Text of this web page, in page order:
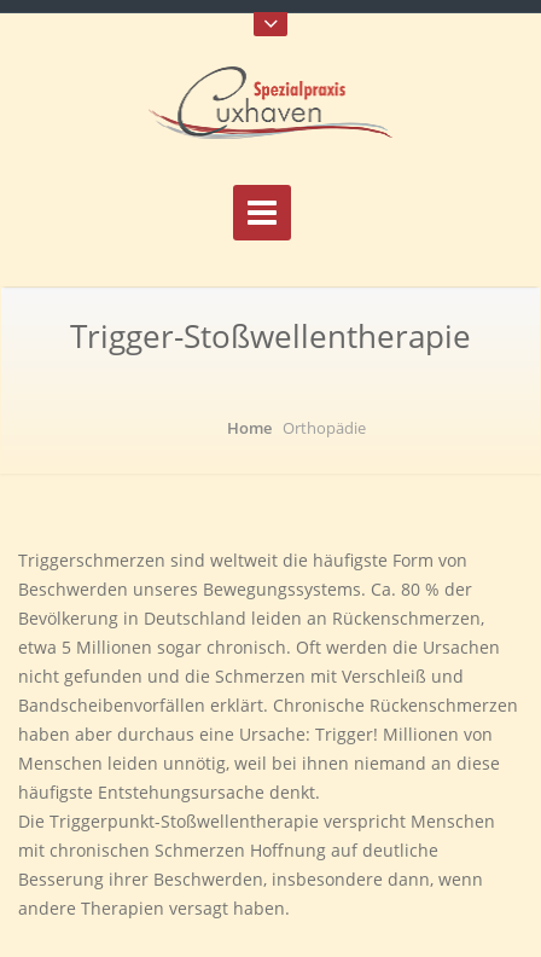
Trigger-Stoßwellentherapie
Home Orthopädie
Triggerschmerzen sind weltweit die häufigste Form von
Beschwerden unseres Bewegungssystems. Ca. 80 % der
Bevölkerung in Deutschland leiden an Rückenschmerzen,
etwa 5 Millionen sogar chronisch. Oft werden die Ursachen
nicht gefunden und die Schmerzen mit Verschleiß und
Bandscheibenvorfällen erklärt. Chronische Rückenschmerzen
haben aber durchaus eine Ursache: Trigger! Millionen von
Menschen leiden unnötig, weil bei ihnen niemand an diese
häufigste Entstehungsursache denkt.
Die Triggerpunkt-Stoßwellentherapie verspricht Menschen
mit chronischen Schmerzen Hoffnung auf deutliche
Besserung ihrer Beschwerden, insbesondere dann, wenn
andere Therapien versagt haben.